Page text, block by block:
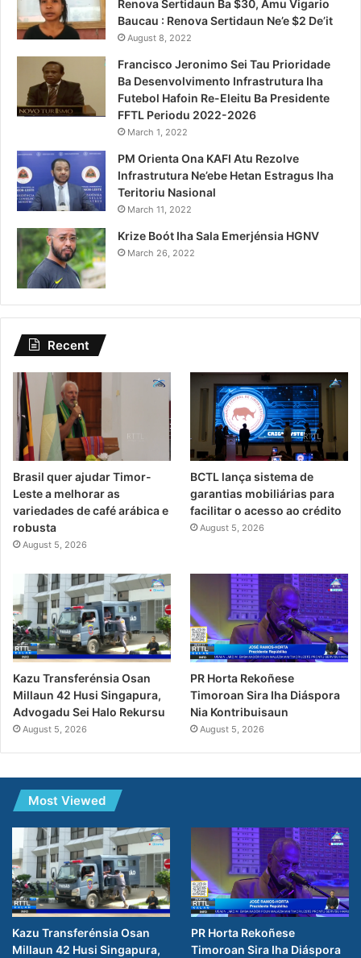
Renova Sertidaun Ba $30, Amu Vigario
Baucau : Renova Sertidaun Ne’e $2 De’it
August 8, 2022
Francisco Jeronimo Sei Tau Prioridade
Ba Desenvolvimento Infrastrutura Iha
Futebol Hafoin Re-Eleitu Ba Presidente
FFTL Periodu 2022-2026
March 1, 2022
PM Orienta Ona KAFI Atu Rezolve
Infrastrutura Ne’ebe Hetan Estragus Iha
Teritoriu Nasional
March 11, 2022
Krize Boót Iha Sala Emerjénsia HGNV
March 26, 2022
Recent
Brasil quer ajudar Timor-
Leste a melhorar as
variedades de café arábica e
robusta
August 5, 2026
BCTL lança sistema de
garantias mobiliárias para
facilitar o acesso ao crédito
August 5, 2026
Kazu Transferénsia Osan
Millaun 42 Husi Singapura,
Advogadu Sei Halo Rekursu
August 5, 2026
PR Horta Rekoñese
Timoroan Sira Iha Diáspora
Nia Kontribuisaun
August 5, 2026
Most Viewed
Kazu Transferénsia Osan
Millaun 42 Husi Singapura,
PR Horta Rekoñese
Timoroan Sira Iha Diáspora